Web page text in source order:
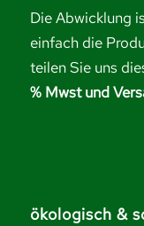
Die Abwicklung
einfach die
teilen Sie uns
% Mwst und
ökologisch &